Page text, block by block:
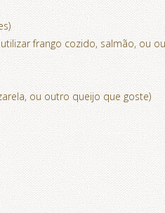
frango cozido, salmão, ou
ou outro queijo que goste)